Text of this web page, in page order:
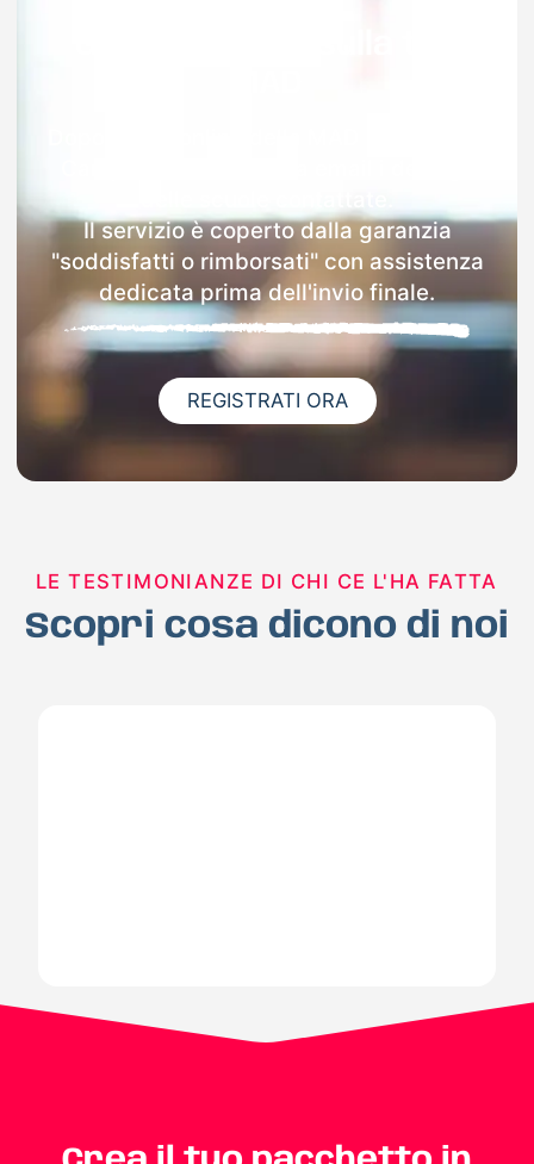
Il servizio è coperto dalla garanzia
"soddisfatti o rimborsati" con assistenza
dedicata prima dell'invio finale.
REGISTRATI ORA
LE TESTIMONIANZE DI CHI CE L'HA FATTA
Scopri cosa dicono di noi